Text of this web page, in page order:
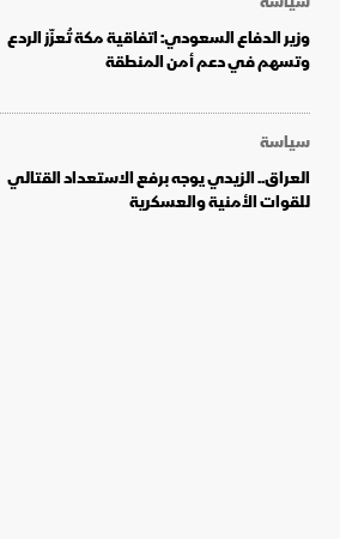
وزير الدفاع السعودي: اتفاقية مكة تُعزّز الردع
وتسهم في دعم أمن المنطقة
سياسة
العراق.. الزيدي يوجه برفع الاستعداد القتالي
للقوات الأمنية والعسكرية